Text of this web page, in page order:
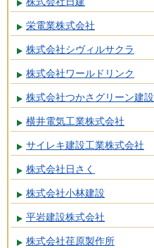
栄電業株式会社
株式会社シヴィルサクラ
株式会社ワールドリンク
株式会社つかさグリーン建設
横井電気工業株式会社
サイレキ建設工業株式会社
株式会社日さく
株式会社小林建設
平岩建設株式会社
株式会社荏原製作所